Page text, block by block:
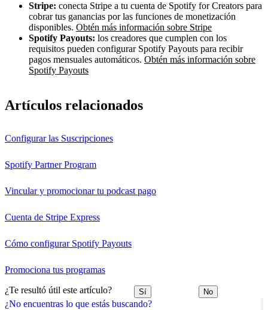
¿No encuentras lo que estás buscando?
Stripe: conecta Stripe a tu cuenta de Spotify for Creators para
cobrar tus ganancias por las funciones de monetización
disponibles. Obtén más información sobre Stripe
Spotify Payouts: los creadores que cumplen con los
requisitos pueden configurar Spotify Payouts para recibir
pagos mensuales automáticos. Obtén más información sobre
Spotify Payouts
Artículos relacionados
Configurar las Suscripciones
Spotify Partner Program
Vincular y promocionar tu podcast pago
Cuenta de Stripe Express
Cómo configurar Spotify Payouts
Promociona tus programas
¿Te resultó útil este artículo? Sí No